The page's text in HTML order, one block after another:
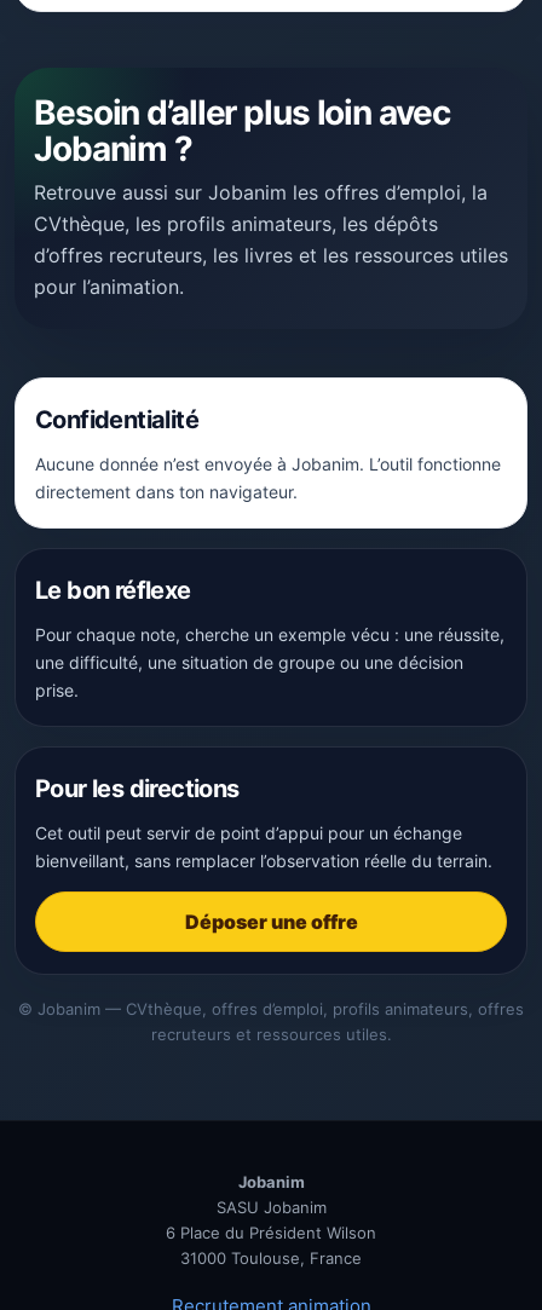
Besoin d’aller plus loin avec
Jobanim ?
Retrouve aussi sur Jobanim les offres d’emploi, la
CVthèque, les profils animateurs, les dépôts
d’offres recruteurs, les livres et les ressources utiles
pour l’animation.
Confidentialité
Aucune donnée n’est envoyée à Jobanim. L’outil fonctionne
directement dans ton navigateur.
Le bon réflexe
Pour chaque note, cherche un exemple vécu : une réussite,
une difficulté, une situation de groupe ou une décision
prise.
Pour les directions
Cet outil peut servir de point d’appui pour un échange
bienveillant, sans remplacer l’observation réelle du terrain.
Déposer une offre
© Jobanim — CVthèque, offres d’emploi, profils animateurs, offres
recruteurs et ressources utiles.
Jobanim
SASU Jobanim
6 Place du Président Wilson
31000 Toulouse, France